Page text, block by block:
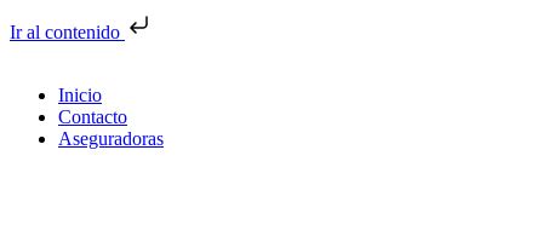
Ir al contenido
Inicio
Contacto
Aseguradoras